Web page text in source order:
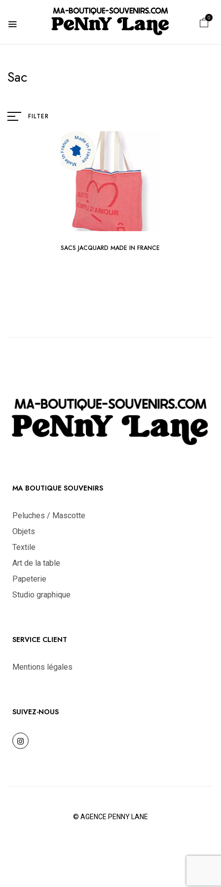
0
Sac
FILTER
SACS JACQUARD MADE IN FRANCE
MA BOUTIQUE SOUVENIRS
Peluches / Mascotte
Objets
Textile
Art de la table
Papeterie
Studio graphique
SERVICE CLIENT
Mentions légales
SUIVEZ-NOUS
© AGENCE PENNY LANE